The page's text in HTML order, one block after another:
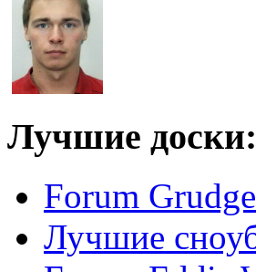
Лучшие доски:
Forum
Лучшие